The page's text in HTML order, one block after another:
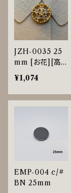
JZH-0035 25
mm [お花][高
級感][ラインスト
ーン]
¥1,074
EMP-004 c/#
BN 25mm